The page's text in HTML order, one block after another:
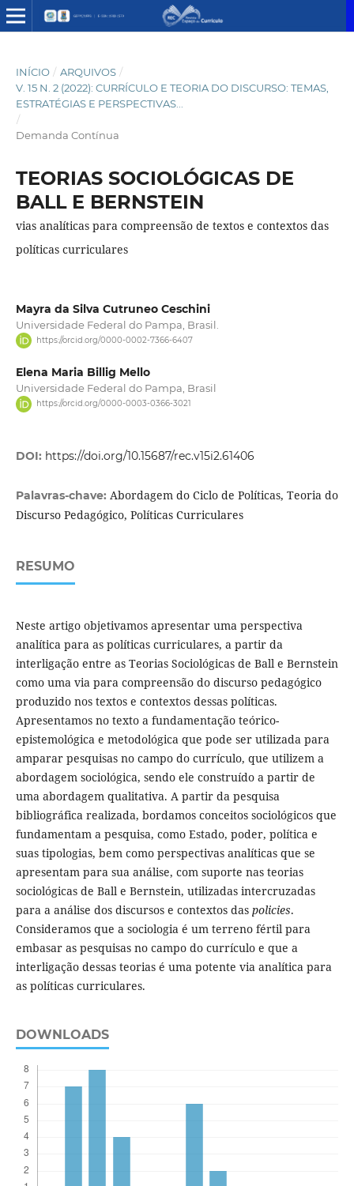
INÍCIO / ARQUIVOS /
V. 15 N. 2 (2022): CURRÍCULO E TEORIA DO DISCURSO: TEMAS,
ESTRATÉGIAS E PERSPECTIVAS...
/
Demanda Contínua
TEORIAS SOCIOLÓGICAS DE
BALL E BERNSTEIN
vias analíticas para compreensão de textos e contextos das
políticas curriculares
Mayra da Silva Cutruneo Ceschini
Universidade Federal do Pampa, Brasil.
https://orcid.org/0000-0002-7366-6407
Elena Maria Billig Mello
Universidade Federal do Pampa, Brasil
https://orcid.org/0000-0003-0366-3021
DOI: https://doi.org/10.15687/rec.v15i2.61406
Palavras-chave: Abordagem do Ciclo de Políticas, Teoria do
Discurso Pedagógico, Políticas Curriculares
RESUMO
Neste artigo objetivamos apresentar uma perspectiva
analítica para as políticas curriculares, a partir da
interligação entre as Teorias Sociológicas de Ball e Bernstein
como uma via para compreensão do discurso pedagógico
produzido nos textos e contextos dessas políticas.
Apresentamos no texto a fundamentação teórico-
epistemológica e metodológica que pode ser utilizada para
amparar pesquisas no campo do currículo, que utilizem a
abordagem sociológica, sendo ele construído a partir de
uma abordagem qualitativa. A partir da pesquisa
bibliográfica realizada, bordamos conceitos sociológicos que
fundamentam a pesquisa, como Estado, poder, política e
suas tipologias, bem como perspectivas analíticas que se
apresentam para sua análise, com suporte nas teorias
sociológicas de Ball e Bernstein, utilizadas intercruzadas
para a análise dos discursos e contextos das policies.
Consideramos que a sociologia é um terreno fértil para
embasar as pesquisas no campo do currículo e que a
interligação dessas teorias é uma potente via analítica para
as políticas curriculares.
DOWNLOADS